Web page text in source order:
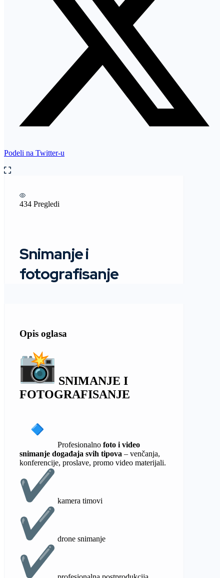
Podeli na Twitter-u
434 Pregledi
Snimanje i
fotografisanje
Opis oglasa
SNIMANJE I
FOTOGRAFISANJE
Profesionalno foto i video
snimanje događaja svih tipova – venčanja,
konferencije, proslave, promo video materijali.
kamera timovi
drone snimanje